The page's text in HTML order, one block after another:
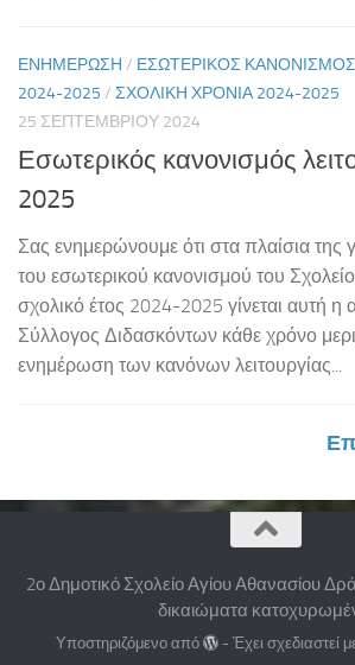
ΕΝΗΜΕΡΩΣΗ / ΕΣΩΤΕΡΙΚΟΣ ΚΑΝΟΝΙΣΜΟΣ
2024-2025 / ΣΧΟΛΙΚΉ ΧΡΟΝΙΆ 2024-2025
25 ΣΕΠΤΕΜΒΡΊΟΥ 2024
Εσωτερικός κανονισμός
2025
Σας ενημερώνουμε ότι στα πλαίσια της
του εσωτερικού κανονισμού του
σχολικό έτος 2024-2025 γίνεται αυτή
Σύλλογος Διδασκόντων κάθε χρόνο
ενημέρωση των κανόνων λειτουργίας...
2ο Δημοτικό Σχολείο Αγίου Αθανασίου
δικαιώματα
Υποστηριζόμενο από - Έχει σχεδιαστεί